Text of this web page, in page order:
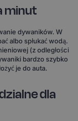
minut
dywaników. W
albo spłukać wodą.
(z odległości
bardzo szybko
je do auta.
dla